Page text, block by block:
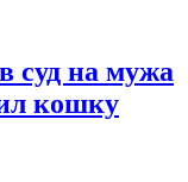
суд на мужа
кошку